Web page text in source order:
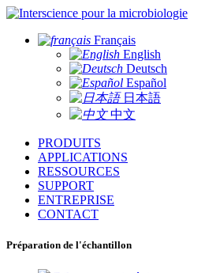
pour la microbiologie
Français
English
Deutsch
Español
日本語
中文
PRODUITS
APPLICATIONS
RESSOURCES
SUPPORT
ENTREPRISE
CONTACT
Préparation de l'échantillon